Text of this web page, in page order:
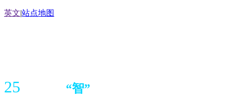
英文|站点地图
25 “智”